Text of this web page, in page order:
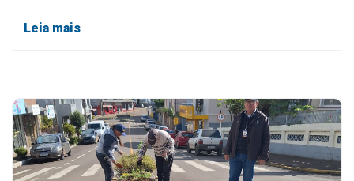
Leia mais